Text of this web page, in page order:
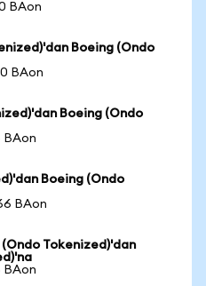
BAon
Boeing (Ondo
BAon
Boeing (Ondo
BAon
Boeing (Ondo
BAon
Tokenized)'dan
BAon